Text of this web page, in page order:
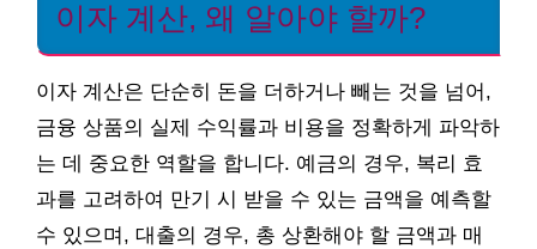
이자 계산, 왜 알아야 할까?
이자 계산은 단순히 돈을 더하거나 빼는 것을 넘어,
금융 상품의 실제 수익률과 비용을 정확하게 파악하
는 데 중요한 역할을 합니다. 예금의 경우, 복리 효
과를 고려하여 만기 시 받을 수 있는 금액을 예측할
수 있으며, 대출의 경우, 총 상환해야 할 금액과 매